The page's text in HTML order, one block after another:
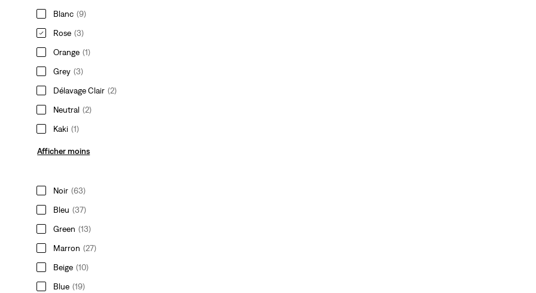
Blanc (9)
Rose (3)
Orange (1)
Grey (3)
Délavage Clair (2)
Neutral (2)
Kaki (1)
Afficher moins
Noir (63)
Bleu (37)
Green (13)
Marron (27)
Beige (10)
Blue (19)